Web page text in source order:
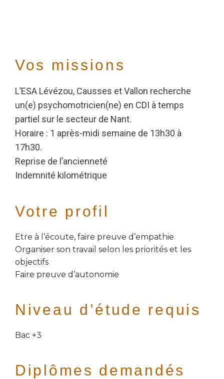
Vos missions
L’ESA Lévézou, Causses et Vallon recherche
un(e) psychomotricien(ne) en CDI à temps
partiel sur le secteur de Nant.
Horaire : 1 après-midi semaine de 13h30 à
17h30.
Reprise de l’ancienneté
Indemnité kilométrique
Votre profil
Etre à l’écoute, faire preuve d’empathie
Organiser son travail selon les priorités et les
objectifs
Faire preuve d’autonomie
Niveau d’étude requis
Bac +3
Diplômes demandés